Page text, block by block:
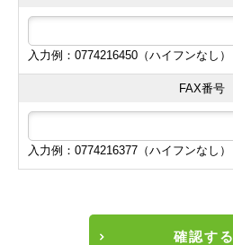
入力例：0774216450（ハイフンなし）
FAX番号
入力例：0774216377（ハイフンなし）
確認する